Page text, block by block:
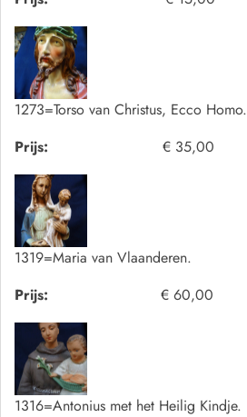
1273=Torso van Christus, Ecco Homo.
Prijs:
€ 35,00
1319=Maria van Vlaanderen.
Prijs:
€ 60,00
1316=Antonius met het Heilig Kindje.